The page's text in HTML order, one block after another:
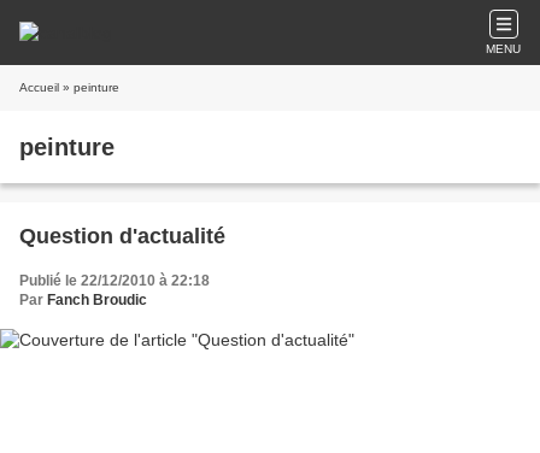
MENU
Accueil » peinture
peinture
Question d'actualité
Publié le 22/12/2010 à 22:18
Par Fanch Broudic